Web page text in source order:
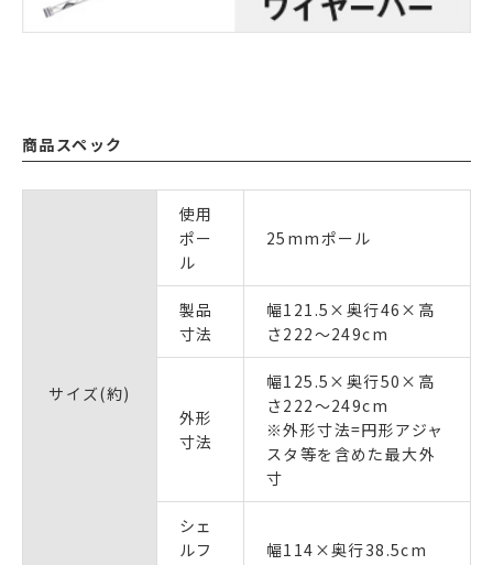
商品スペック
サイズ(約)
使用
ポー
ル
25mmポール
製品
寸法
幅121.5×奥行46×高
さ222～249cm
外形
寸法
幅125.5×奥行50×高
さ222～249cm
※外形寸法=円形アジャ
スタ等を含めた最大外
寸
シェ
ルフ
幅114×奥行38.5cm